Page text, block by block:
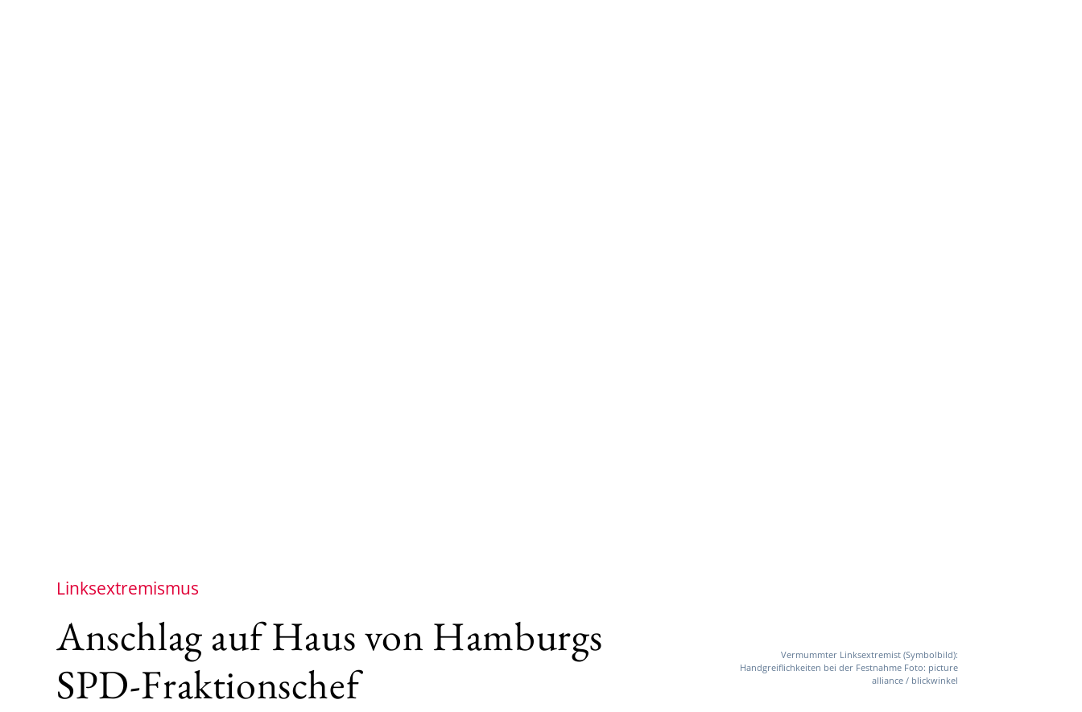
Linksextremismus
Anschlag auf Haus von Hamburgs
SPD-Fraktionschef
Vermummter Linksextremist (Symbolbild):
Handgreiflichkeiten bei der Festnahme Foto: picture
alliance / blickwinkel